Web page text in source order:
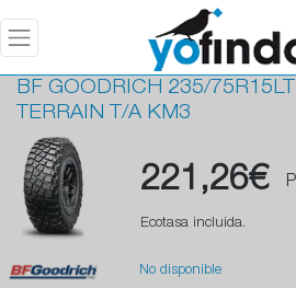
BF GOODRICH 235/
TERRAIN T/A KM3
221,26€
Ecotasa incluida.
No disponible